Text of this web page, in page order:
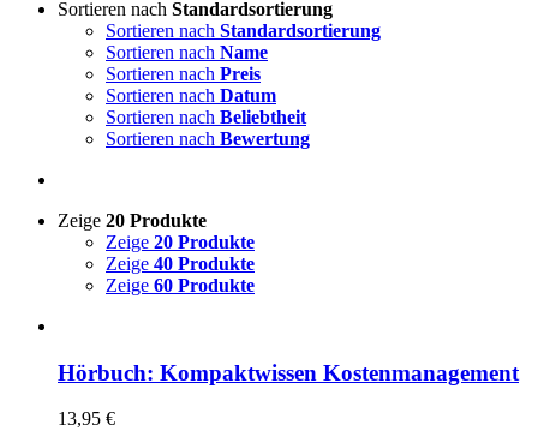
Sortieren nach Standardsortierung
Sortieren nach Standardsortierung
Sortieren nach Name
Sortieren nach Preis
Sortieren nach Datum
Sortieren nach Beliebtheit
Sortieren nach Bewertung
Zeige 20 Produkte
Zeige 20 Produkte
Zeige 40 Produkte
Zeige 60 Produkte
Hörbuch: Kompaktwissen Kostenmanagement
13,95 €